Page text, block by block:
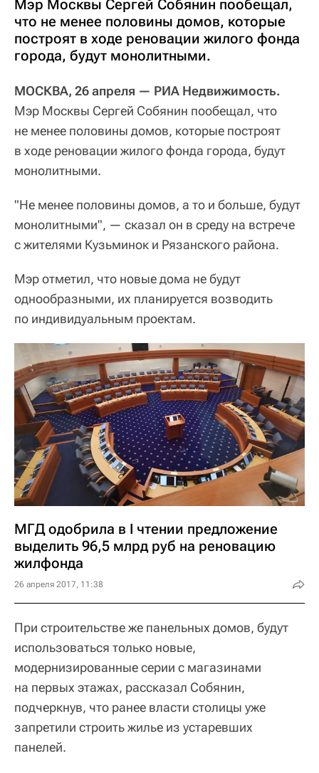
Мэр Москвы Сергей Собянин пообещал,
что не менее половины домов, которые
построят в ходе реновации жилого фонда
города, будут монолитными.
МОСКВА, 26 апреля — РИА Недвижимость.
Мэр Москвы Сергей Собянин пообещал, что
не менее половины домов, которые построят
в ходе реновации жилого фонда города, будут
монолитными.
"Не менее половины домов, а то и больше, будут
монолитными", — сказал он в среду на встрече
с жителями Кузьминок и Рязанского района.
Мэр отметил, что новые дома не будут
однообразными, их планируется возводить
по индивидуальным проектам.
МГД одобрила в I чтении предложение
выделить 96,5 млрд руб на реновацию
жилфонда
26 апреля 2017, 11:38
При строительстве же панельных домов, будут
использоваться только новые,
модернизированные серии с магазинами
на первых этажах, рассказал Собянин,
подчеркнув, что ранее власти столицы уже
запретили строить жилье из устаревших
панелей.